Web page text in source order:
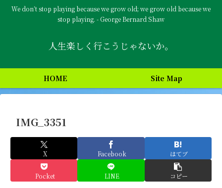
We don’t stop playing because we grow old; we grow old because we
stop playing. - George Bernard Shaw
人生楽しく行こうじゃないか。
HOME Site Map
IMG_3351
X Facebook はてブ
Pocket LINE コピー